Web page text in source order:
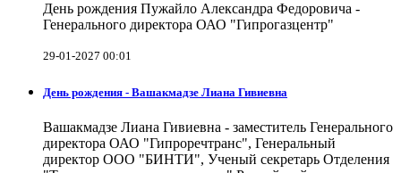
День рождения Пужайло Александра Федоровича -
Генерального директора ОАО "Гипрогазцентр"
29-01-2027 00:01
День рождения - Вашакмадзе Лиана Гивиевна
Вашакмадзе Лиана Гивиевна - заместитель Генерального
директора ОАО "Гипроречтранс", Генеральный
директор ООО "БИНТИ", Ученый секретарь Отделения